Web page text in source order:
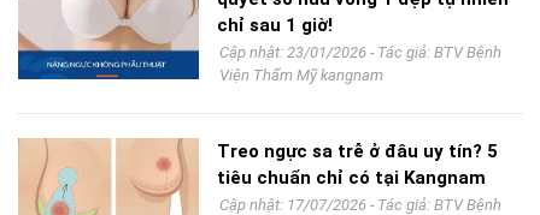
chỉ sau 1 giờ!
Cập nhật: 23/01/2026 - Tác giả: BTV Bệnh
Viện Thẩm Mỹ kangnam
Treo ngực sa trễ ở đâu uy tín? 5
tiêu chuẩn chỉ có tại Kangnam
Cập nhật: 17/07/2026 - Tác giả: BTV Bệnh